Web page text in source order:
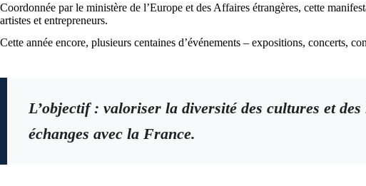
Coordonnée par le ministère de l’Europe et des Affaires étrangères, cette
artistes et entrepreneurs.
Cette année encore, plusieurs centaines d’événements – expositions, concerts,
L’objectif : valoriser la diversité des cultures et
échanges avec la France.